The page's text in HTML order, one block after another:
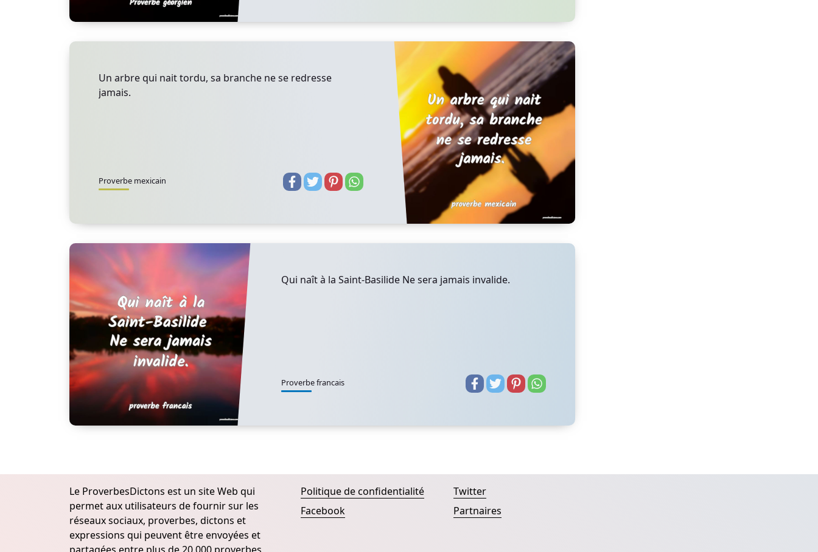
Un arbre qui nait tordu, sa branche ne se redresse
jamais.
Proverbe mexicain
Qui naît à la Saint-Basilide Ne sera jamais invalide.
Proverbe francais
Le ProverbesDictons est un site Web qui
permet aux utilisateurs de fournir sur les
réseaux sociaux, proverbes, dictons et
expressions qui peuvent être envoyées et
Politique de confidentialité
Facebook
Twitter
Partnaires